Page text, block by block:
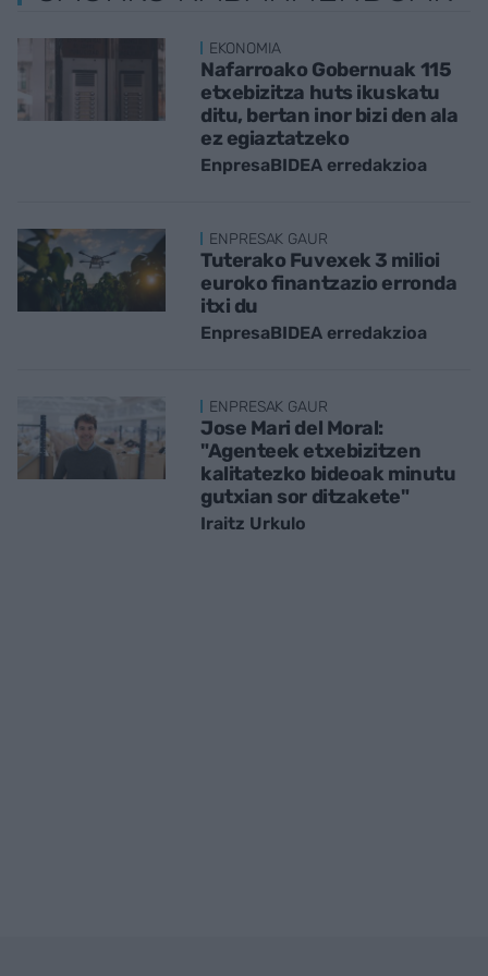
EKONOMIA
Nafarroako Gobernuak 115
etxebizitza huts ikuskatu
ditu, bertan inor bizi den ala
ez egiaztatzeko
EnpresaBIDEA erredakzioa
ENPRESAK GAUR
Tuterako Fuvexek 3 milioi
euroko finantzazio erronda
itxi du
EnpresaBIDEA erredakzioa
ENPRESAK GAUR
Jose Mari del Moral:
"Agenteek etxebizitzen
kalitatezko bideoak minutu
gutxian sor ditzakete"
Iraitz Urkulo